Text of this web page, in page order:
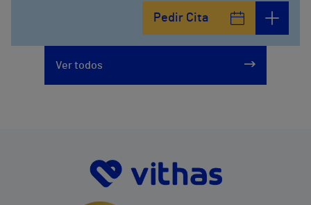
Pedir Cita
Ver todos